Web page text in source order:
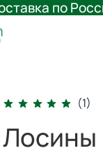
по
(1)
Лосины